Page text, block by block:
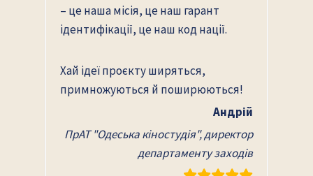
– це наша місія, це наш гарант
ідентифікації, це наш код нації.
Хай ідеї проєкту ширяться,
примножуються й поширюються!
Андрій
ПрАТ "Одеська кіностудія", директор
департаменту заходів